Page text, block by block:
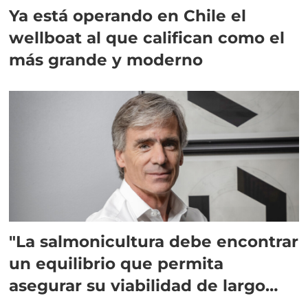
Ya está operando en Chile el
wellboat al que califican como el
más grande y moderno
"La salmonicultura debe encontrar
un equilibrio que permita
asegurar su viabilidad de largo